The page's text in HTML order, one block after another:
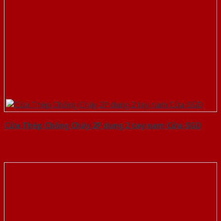
Cửa Thép Chống Cháy 2P dung 2 tay nam Cửa-SGD